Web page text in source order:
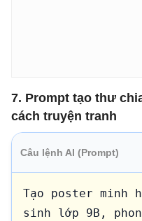
7. Prompt tạo thư
cách truyện tranh
Câu lệnh AI (Prompt)
Tạo poster minh
sinh lớp 9B,